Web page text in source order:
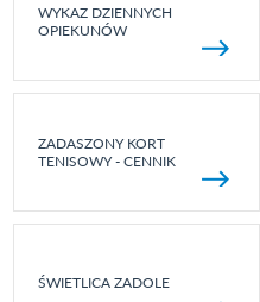
WYKAZ DZIENNYCH
OPIEKUNÓW
ZADASZONY KORT
TENISOWY - CENNIK
ŚWIETLICA ZADOLE